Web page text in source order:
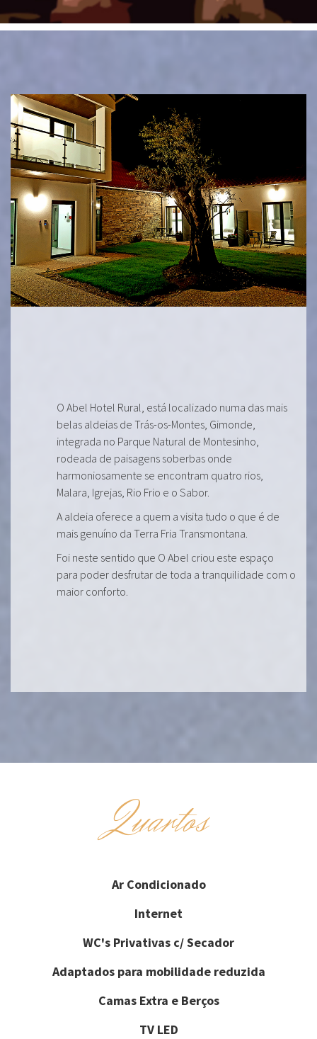
O Abel Hotel Rural, está localizado numa das mais
belas aldeias de Trás-os-Montes, Gimonde,
integrada no Parque Natural de Montesinho,
rodeada de paisagens soberbas onde
harmoniosamente se encontram quatro rios,
Malara, Igrejas, Rio Frio e o Sabor.
A aldeia oferece a quem a visita tudo o que é de
mais genuíno da Terra Fria Transmontana.
Foi neste sentido que O Abel criou este espaço
para poder desfrutar de toda a tranquilidade com o
maior conforto.
Quartos
Ar Condicionado
Internet
WC's Privativas c/ Secador
Adaptados para mobilidade reduzida
Camas Extra e Berços
TV LED